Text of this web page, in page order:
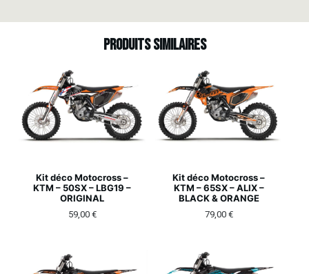
Produits similaires
Kit déco Motocross –
KTM – 50SX – LBG19 –
ORIGINAL
59,00 €
Kit déco Motocross –
KTM – 65SX – ALIX –
BLACK & ORANGE
79,00 €